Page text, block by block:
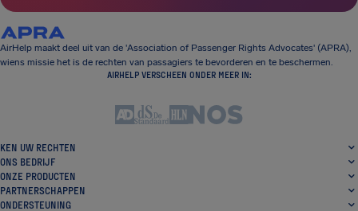
AirHelp maakt deel uit van de 'Association of Passenger Rights Advocates' (APRA),
wiens missie het is de rechten van passagiers te bevorderen en te beschermen.
AIRHELP VERSCHEEN ONDER MEER IN:
KEN UW RECHTEN
ONS BEDRIJF
ONZE PRODUCTEN
PARTNERSCHAPPEN
ONDERSTEUNING